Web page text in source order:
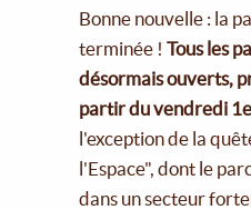
Bonne nouvelle : la
terminée !Tous les
désormais ouverts,
partir du vendredi
l'exception de la
l'Espace", dont le
dans un secteur